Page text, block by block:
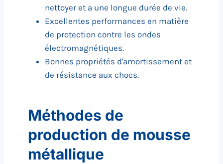
nettoyer et a une longue durée de vie.
Excellentes performances en matière
de protection contre les ondes
électromagnétiques.
Bonnes propriétés d'amortissement et
de résistance aux chocs.
Méthodes de
production de mousse
métallique